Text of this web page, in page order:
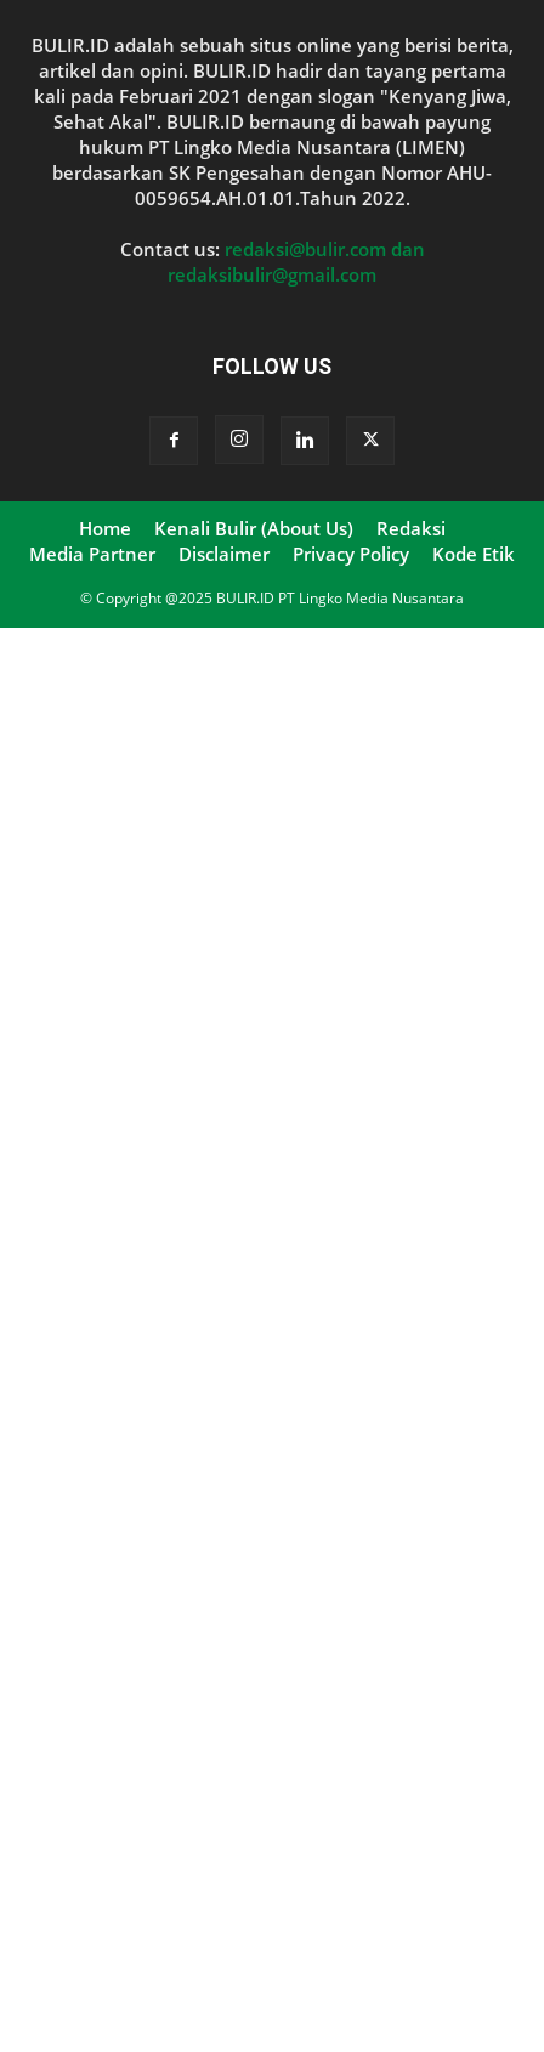
BULIR.ID adalah sebuah situs online yang berisi berita,
artikel dan opini. BULIR.ID hadir dan tayang pertama
kali pada Februari 2021 dengan slogan "Kenyang Jiwa,
Sehat Akal". BULIR.ID bernaung di bawah payung
hukum PT Lingko Media Nusantara (LIMEN)
berdasarkan SK Pengesahan dengan Nomor AHU-
0059654.AH.01.01.Tahun 2022.
Contact us: redaksi@bulir.com dan
redaksibulir@gmail.com
FOLLOW US
Home Kenali Bulir (About Us)
Redaksi
Media Partner
Disclaimer Privacy Policy Kode Etik
© Copyright @2025 BULIR.ID PT Lingko Media Nusantara